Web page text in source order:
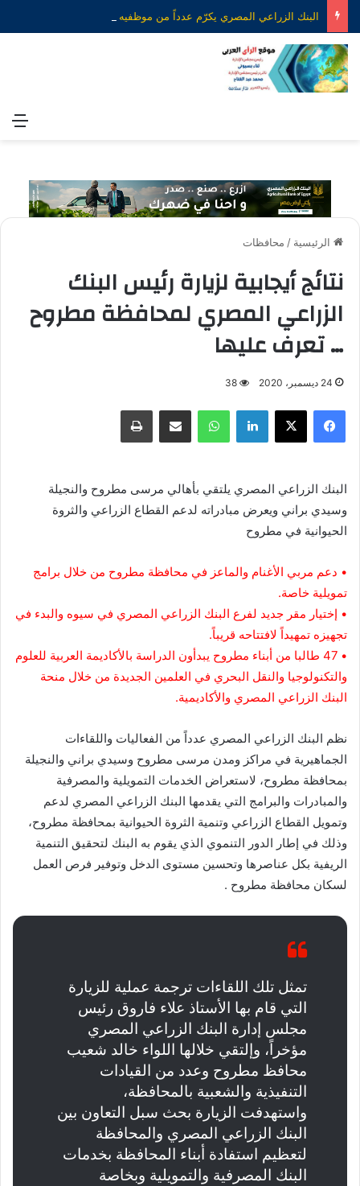
الرئيسية / محافظات
نتائج أيجابية لزيارة رئيس البنك
الزراعي المصري لمحافظة مطروح
… تعرف عليها
24 ديسمبر، 2020 38
فيسبوك X لينكدإن واتساب مشاركة عبر البريد طباعة
البنك الزراعي المصري يلتقي بأهالي مرسى مطروح والنجيلة
وسيدي براني ويعرض مبادراته لدعم القطاع الزراعي والثروة
الحيوانية في مطروح
• دعم مربي الأغنام والماعز في محافظة مطروح من خلال برامج
تمويلية خاصة.
• إختيار مقر جديد لفرع البنك الزراعي المصري في سيوه والبدء في
تجهيزه تمهيداً لافتتاحه قريباً.
• 47 طالبا من أبناء مطروح يبدأون الدراسة بالأكاديمة العربية للعلوم
والتكنولوجيا والنقل البحري في العلمين الجديدة من خلال منحة
البنك الزراعي المصري والأكاديمية.
نظم البنك الزراعي المصري عدداً من الفعاليات واللقاءات
الجماهيرية في مراكز ومدن مرسى مطروح وسيدي براني والنجيلة
بمحافظة مطروح، لاستعراض الخدمات التمويلية والمصرفية
والمبادرات والبرامج التي يقدمها البنك الزراعي المصري لدعم
وتمويل القطاع الزراعي وتنمية الثروة الحيوانية بمحافظة مطروح،
وذلك في إطار الدور التنموي الذي يقوم به البنك لتحقيق التنمية
الريفية بكل عناصرها وتحسين مستوى الدخل وتوفير فرص العمل
لسكان محافظة مطروح .
تمثل تلك اللقاءات ترجمة عملية للزيارة
التي قام بها الأستاذ علاء فاروق رئيس
مجلس إدارة البنك الزراعي المصري
مؤخراً، وإلتقي خلالها اللواء خالد شعيب
محافظ مطروح وعدد من القيادات
التنفيذية والشعبية بالمحافظة،
واستهدفت الزيارة بحث سبل التعاون بين
البنك الزراعي المصري والمحافظة
لتعظيم استفادة أبناء المحافظة بخدمات
البنك المصرفية والتمويلية وبخاصة